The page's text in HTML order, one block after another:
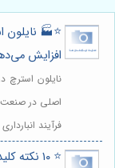
⭐️🏭 نایلون
افزایش
نایلون استرچ
اصلی در صنعت
فرآیند
⭐️ ۱۰